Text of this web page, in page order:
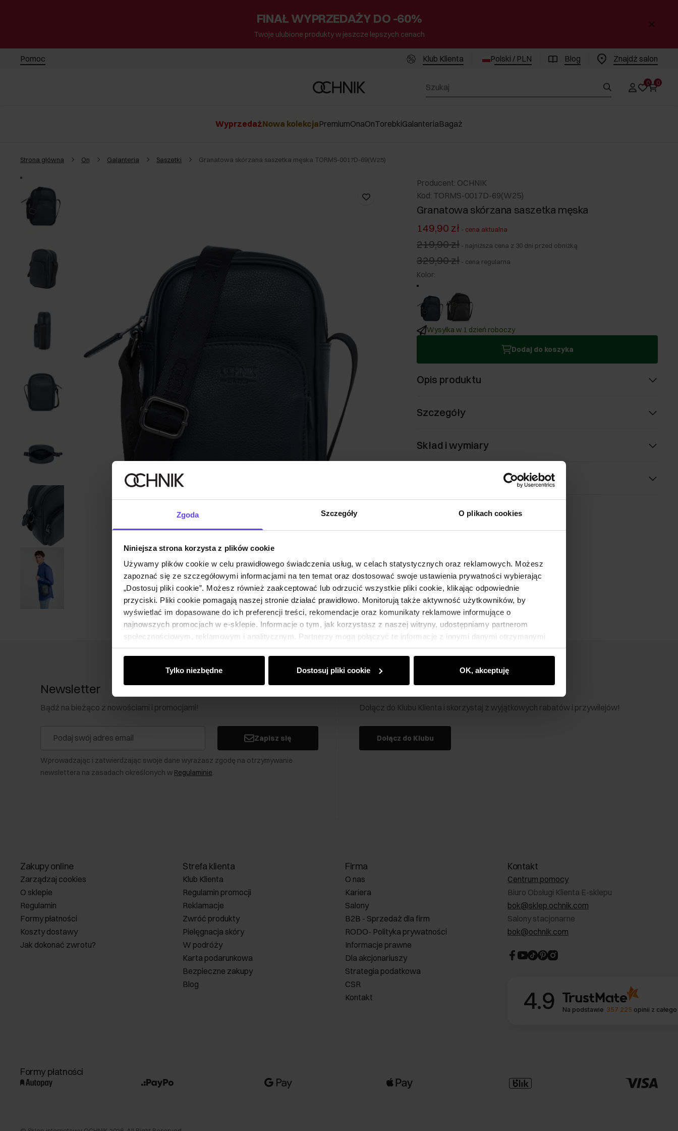
Zgoda Szczegóły O plikach cookies
Niniejsza strona korzysta z plików cookie
Używamy plików cookie w celu prawidłowego świadczenia usług, w celach statystycznych oraz reklamowych. Możesz
zapoznać się ze szczegółowymi informacjami na ten temat oraz dostosować swoje ustawienia prywatności wybierając
„Dostosuj pliki cookie”. Możesz również zaakceptować lub odrzucić wszystkie pliki cookie, klikając odpowiednie
przyciski. Pliki cookie pomagają naszej stronie działać prawidłowo. Monitorują także aktywność użytkowników, by
wyświetlać im dopasowane do ich preferencji treści, rekomendacje oraz komunikaty reklamowe informujące o
najnowszych promocjach w e-sklepie. Informacje o tym, jak korzystasz z naszej witryny, udostępniamy partnerom
społecznościowym, reklamowym i analitycznym. Partnerzy mogą połączyć te informacje z innymi danymi otrzymanymi
od Ciebie lub uzyskanymi podczas korzystania z ich usług.
Tylko niezbędne Dostosuj pliki cookie OK, akceptuję
FINAŁ WYPRZEDAŻY DO -60%
Twoje ulubione produkty w jeszcze lepszych cenach
Pomoc Klub Klienta Polski / PLN Blog Znajdż salon
0 0
WyprzedażNowa kolekcjaPremiumOnaOnTorebkiGalanteriaBagaż
Strona główna On Galanteria Saszetki Granatowa skórzana saszetka męska TORMS-0017D-69(W25)
Producent: OCHNIK
Kod: TORMS-0017D-69(W25)
Granatowa skórzana saszetka męska
149,90 zł - cena aktualna
219,90 zł - najniższa cena z 30 dni przed obniżką
329,90 zł - cena regularna
Kolor:
Wysyłka w 1 dzień roboczy
Dodaj do koszyka
Opis produktu
Szczegóły
Skład i wymiary
Newsletter
Bądź na bieżąco z nowościami i promocjami!
Zapisz się
Wprowadzając i zatwierdzając swoje dane wyrażasz zgodę na otrzymywanie
newslettera na zasadach określonych w Regulaminie.
Klub Klienta Ochnik
Dołącz do Klubu Klienta i skorzystaj z wyjątkowych rabatów i przywilejów!
Dołącz do Klubu
Zakupy online
Zarządzaj cookies
O sklepie
Regulamin
Formy płatności
Koszty dostawy
Jak dokonać zwrotu?
Strefa klienta
Klub Klienta
Regulamin promocji
Reklamacje
Zwróć produkty
Pielęgnacja skóry
W podróży
Karta podarunkowa
Bezpieczne zakupy
Blog
Firma
O nas
Kariera
Salony
B2B - Sprzedaż dla firm
RODO- Polityka prywatności
Informacje prawne
Dla akcjonariuszy
Strategia podatkowa
CSR
Kontakt
Kontakt
Centrum pomocy
Biuro Obsługi Klienta E-sklepu
bok@sklep.ochnik.com
Salony stacjonarne
bok@ochnik.com
4.9 Na podstawie 357 225 opinii z
Formy płatności